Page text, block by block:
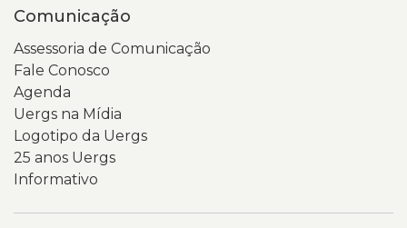
Comunicação
Assessoria de Comunicação
Fale Conosco
Agenda
Uergs na Mídia
Logotipo da Uergs
25 anos Uergs
Informativo